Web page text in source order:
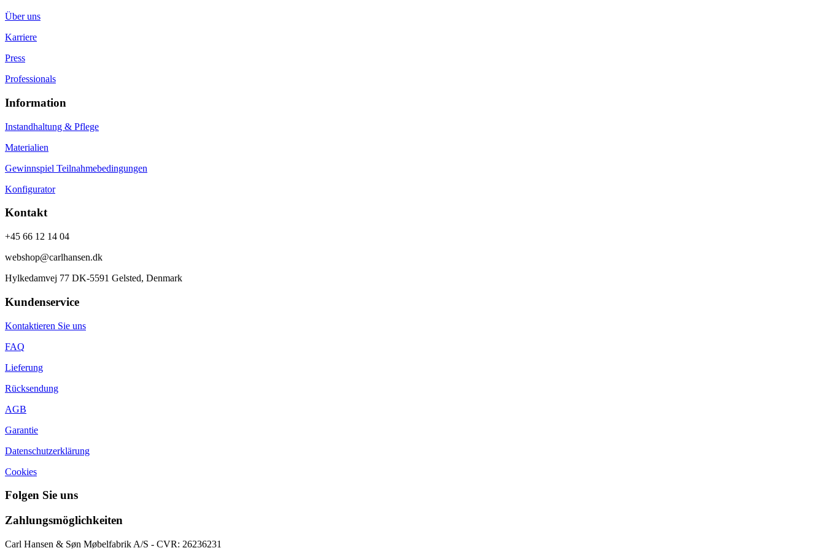
Über uns
Karriere
Press
Professionals
Information
Instandhaltung & Pflege
Materialien
Gewinnspiel Teilnahmebedingungen
Konfigurator
Kontakt
+45 66 12 14 04
webshop@carlhansen.dk
Hylkedamvej 77 DK-5591 Gelsted, Denmark
Kundenservice
Kontaktieren Sie uns
FAQ
Lieferung
Rücksendung
AGB
Garantie
Datenschutzerklärung
Cookies
Folgen Sie uns
Zahlungsmöglichkeiten
Carl Hansen & Søn Møbelfabrik A/S - CVR: 26236231